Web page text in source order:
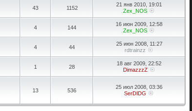
43 1152
21 янв 2010, 19:01
Zex_NOS
4 144
16 июн 2009, 12:58
Zex_NOS
4 44
25 июн 2008, 11:27
rdtrainzz
1 28
18 авг 2009, 22:52
DimazzzZ
13 536
25 июл 2008, 03:36
SerDIDG